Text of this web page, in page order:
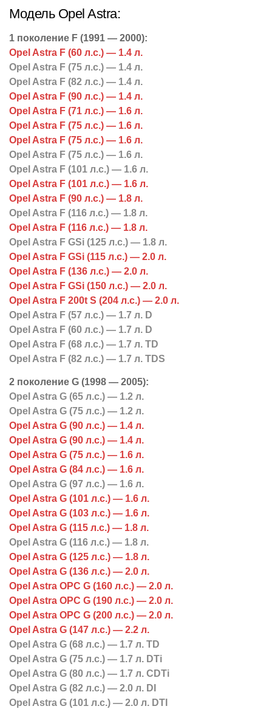
Модель Opel Astra:
1 поколение F (1991 — 2000):
Opel Astra F (60 л.с.) — 1.4 л.
Opel Astra F (75 л.с.) — 1.4 л.
Opel Astra F (82 л.с.) — 1.4 л.
Opel Astra F (90 л.с.) — 1.4 л.
Opel Astra F (71 л.с.) — 1.6 л.
Opel Astra F (75 л.с.) — 1.6 л.
Opel Astra F (75 л.с.) — 1.6 л.
Opel Astra F (75 л.с.) — 1.6 л.
Opel Astra F (101 л.с.) — 1.6 л.
Opel Astra F (101 л.с.) — 1.6 л.
Opel Astra F (90 л.с.) — 1.8 л.
Opel Astra F (116 л.с.) — 1.8 л.
Opel Astra F (116 л.с.) — 1.8 л.
Opel Astra F GSi (125 л.с.) — 1.8 л.
Opel Astra F GSi (115 л.с.) — 2.0 л.
Opel Astra F (136 л.с.) — 2.0 л.
Opel Astra F GSi (150 л.с.) — 2.0 л.
Opel Astra F 200t S (204 л.с.) — 2.0 л.
Opel Astra F (57 л.с.) — 1.7 л. D
Opel Astra F (60 л.с.) — 1.7 л. D
Opel Astra F (68 л.с.) — 1.7 л. TD
Opel Astra F (82 л.с.) — 1.7 л. TDS
2 поколение G (1998 — 2005):
Opel Astra G (65 л.с.) — 1.2 л.
Opel Astra G (75 л.с.) — 1.2 л.
Opel Astra G (90 л.с.) — 1.4 л.
Opel Astra G (90 л.с.) — 1.4 л.
Opel Astra G (75 л.с.) — 1.6 л.
Opel Astra G (84 л.с.) — 1.6 л.
Opel Astra G (97 л.с.) — 1.6 л.
Opel Astra G (101 л.с.) — 1.6 л.
Opel Astra G (103 л.с.) — 1.6 л.
Opel Astra G (115 л.с.) — 1.8 л.
Opel Astra G (116 л.с.) — 1.8 л.
Opel Astra G (125 л.с.) — 1.8 л.
Opel Astra G (136 л.с.) — 2.0 л.
Opel Astra OPC G (160 л.с.) — 2.0 л.
Opel Astra OPC G (190 л.с.) — 2.0 л.
Opel Astra OPC G (200 л.с.) — 2.0 л.
Opel Astra G (147 л.с.) — 2.2 л.
Opel Astra G (68 л.с.) — 1.7 л. TD
Opel Astra G (75 л.с.) — 1.7 л. DTi
Opel Astra G (80 л.с.) — 1.7 л. CDTi
Opel Astra G (82 л.с.) — 2.0 л. DI
Opel Astra G (101 л.с.) — 2.0 л. DTI